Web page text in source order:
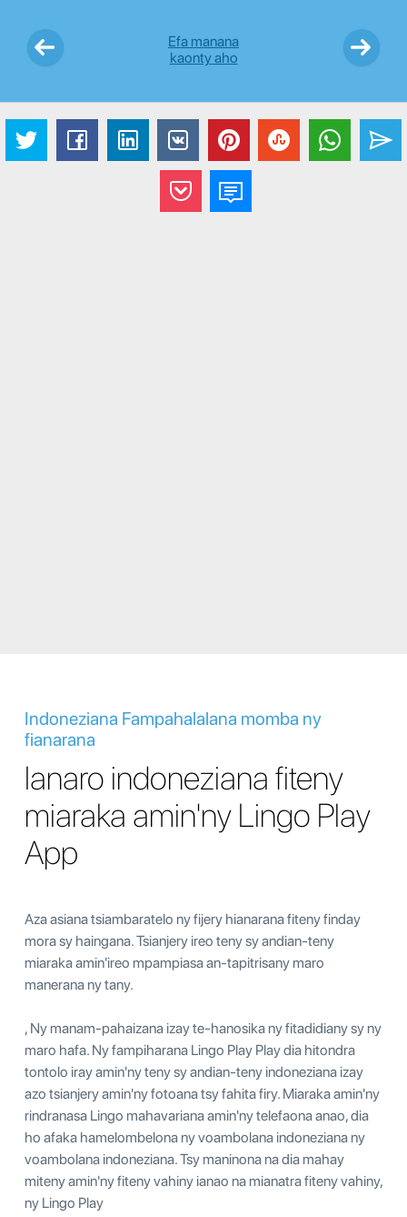
Efa manana
kaonty aho
Indoneziana Fampahalalana momba ny
fianarana
Ianaro indoneziana fiteny
miaraka amin'ny Lingo Play
App
Aza asiana tsiambaratelo ny fijery hianarana fiteny finday
mora sy haingana. Tsianjery ireo teny sy andian-teny
miaraka amin'ireo mpampiasa an-tapitrisany maro
manerana ny tany.
, Ny manam-pahaizana izay te-hanosika ny fitadidiany sy ny
maro hafa. Ny fampiharana Lingo Play Play dia hitondra
tontolo iray amin'ny teny sy andian-teny indoneziana izay
azo tsianjery amin'ny fotoana tsy fahita firy. Miaraka amin'ny
rindranasa Lingo mahavariana amin'ny telefaona anao, dia
ho afaka hamelombelona ny voambolana indoneziana ny
voambolana indoneziana. Tsy maninona na dia mahay
miteny amin'ny fiteny vahiny ianao na mianatra fiteny vahiny,
ny Lingo Play